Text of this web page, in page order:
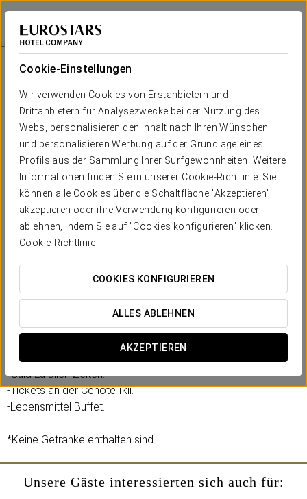
Cookie-Einstellungen
Wir verwenden Cookies von Erstanbietern und
Drittanbietern für Analysezwecke bei der Nutzung des
Webs, personalisieren den Inhalt nach Ihren Wünschen
und personalisieren Werbung auf der Grundlage eines
Profils aus der Sammlung Ihrer Surfgewohnheiten. Weitere
Informationen finden Sie in unserer Cookie-Richtlinie. Sie
können alle Cookies über die Schaltfläche "Akzeptieren"
akzeptieren oder ihre Verwendung konfigurieren oder
ablehnen, indem Sie auf "Cookies konfigurieren" klicken.
Cookie-Richtlinie
COOKIES KONFIGURIEREN
ALLES ABLEHNEN
AKZEPTIEREN
Eurostars Hacienda Vista Real
PLAYA DEL CARMEN
Chichen-Itza
185 USD
Chichen-itza
nicht Ihre fantastische dann archäologischen Stätte von
Chichen Itza! Genießen Sie die mexikanische Schönheit mit
Eurostars Hacienda Vista Real Hotel!
-Im klimatisierten Fahrzeug.
-Guia zu allen Zeiten.
-Tickets an der Cenote Ikil.
-Lebensmittel Buffet.
*Keine Getränke enthalten sind.
Unsere Gäste interessierten sich auch für: